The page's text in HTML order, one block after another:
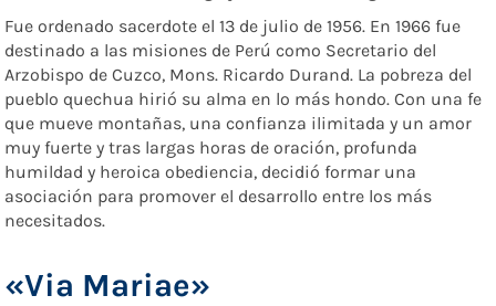
Fue ordenado sacerdote el 13 de julio de 1956. En 1966 fue
destinado a las misiones de Perú como Secretario del
Arzobispo de Cuzco, Mons. Ricardo Durand. La pobreza del
pueblo quechua hirió su alma en lo más hondo. Con una fe
que mueve montañas, una confianza ilimitada y un amor
muy fuerte y tras largas horas de oración, profunda
humildad y heroica obediencia, decidió formar una
asociación para promover el desarrollo entre los más
necesitados.
«Via Mariae»